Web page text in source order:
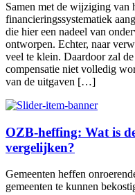
Samen met de wijziging van
financieringssystematiek
die hier een nadeel van
ontworpen. Echter, naar
veel te klein. Daardoor zal
compensatie niet volledig
van de uitgaven […]
OZB-heffing: Wat is
vergelijken?
Gemeenten heffen
gemeenten te kunnen